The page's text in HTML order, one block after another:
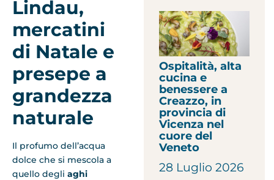
Lindau,
mercatini
di Natale e
presepe a
grandezza
naturale
Il profumo dell’acqua
dolce che si mescola a
quello degli aghi
Ospitalità, alta
cucina e
benessere a
Creazzo, in
provincia di
Vicenza nel
cuore del
Veneto
28 Luglio 2026